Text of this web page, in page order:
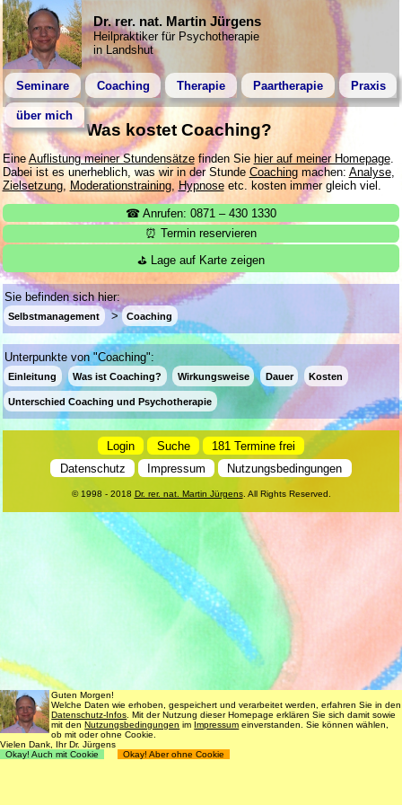
Dr. rer. nat. Martin Jürgens
Heilpraktiker für Psychotherapie
in Landshut
Seminare Coaching Therapie Paartherapie Praxis
über mich
Was kostet Coaching?
Eine Auflistung meiner Stundensätzefinden Sie hier auf meiner Homepage.
Dabei ist es unerheblich, was wir in der Stunde Coachingmachen: Analyse,
Zielsetzung, Moderationstraining, Hypnoseetc. kosten immer gleich viel.
☎ Anrufen: 0871 – 430 1330
⏰ Termin reservieren
⛳ Lage auf Karte zeigen
Sie befinden sich hier:
Selbstmanagement Coaching
Unterpunkte von "Coaching":
Einleitung Was ist Coaching? Wirkungsweise Dauer Kosten
Unterschied Coaching und Psychotherapie
Login Suche
181 Termine frei
Datenschutz
Impressum Nutzungsbedingungen
© 1998 - 2018 Dr. rer. nat. Martin Jürgens. All Rights Reserved.
Guten Morgen!
Welche Daten wie erhoben, gespeichert und verarbeitet werden, erfahren Sie in den
Datenschutz-Infos . Mit der Nutzung dieser Homepage erklären Sie sich damit sowie
mit denNutzungsbedingungen im Impressum einverstanden. Sie können wählen,
ob mit oder ohne Cookie.
Vielen Dank, Ihr Dr. Jürgens
Okay! Auch mit Cookie
Okay! Aber ohne Cookie